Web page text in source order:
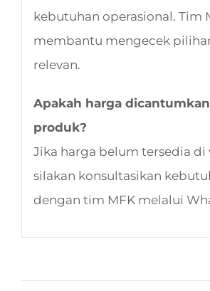
kebutuhan operasional. Tim
membantu mengecek
relevan.
Apakah harga
produk?
Jika harga belum tersedia di
silakan konsultasikan
dengan tim MFK melalui